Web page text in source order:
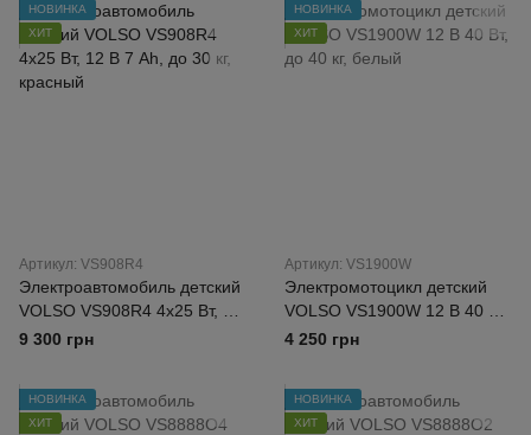
НОВИНКА
ХИТ
Артикул: VS908R4
Электроавтомобиль детский
VOLSO VS908R4 4х25 Вт, 12
В 7 Ah, до 30 кг, красный
9 300 грн
НОВИНКА
ХИТ
Артикул: VS1900W
Электромотоцикл детский
VOLSO VS1900W 12 В 40 Вт,
до 40 кг, белый
4 250 грн
НОВИНКА
ХИТ
НОВИНКА
ХИТ